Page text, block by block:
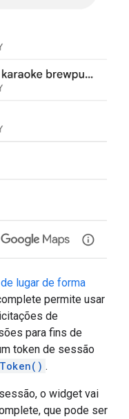
lugar de forma
permite usar
de
para fins de
token de sessão
.
o widget vai
que pode ser